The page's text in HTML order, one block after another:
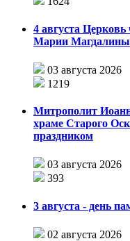
4 августа
Марии Магдалины
03 августа 2026
1219
Митрополит
храме Старого
праздником
03 августа 2026
393
3 августа - день
02 августа 2026